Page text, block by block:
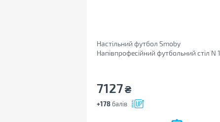
Настільний футбол Smoby
Напівпрофесійний футбольний стіл N 1
7127₴
+178 балів